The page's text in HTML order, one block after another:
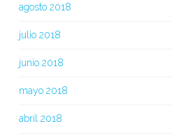
agosto 2018
julio 2018
junio 2018
mayo 2018
abril 2018